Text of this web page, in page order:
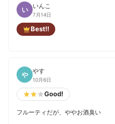
い いんこ
7月14日
Best!!
や やす
10月6日
Good!
フルーティだが、ややお酒臭い